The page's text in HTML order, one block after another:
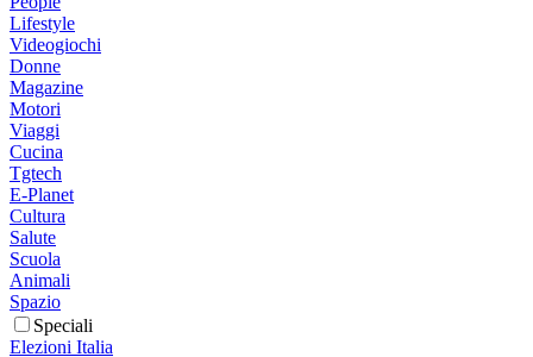
Lifestyle
Videogiochi
Donne
Magazine
Motori
Viaggi
Cucina
Tgtech
E-Planet
Cultura
Salute
Scuola
Animali
Spazio
Speciali
Elezioni Italia